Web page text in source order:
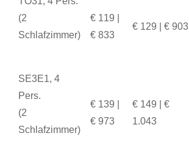
(2
Schlafzimmer)
€ 119 |
€ 833
€ 129 | € 903
SE3E1, 4
Pers.
(2
Schlafzimmer)
€ 139 |
€ 973
€ 149 | €
1.043